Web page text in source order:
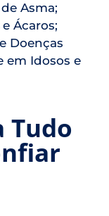
Asma;
Ácaros;
Doenças
em Idosos e
Tudo